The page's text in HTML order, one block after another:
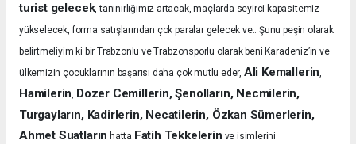
turist gelecek, tanınırlığımız artacak, maçlarda seyirci kapasitemiz
yükselecek, forma satışlarından çok paralar gelecek ve.. Şunu peşin olarak
belirtmeliyim ki bir Trabzonlu ve Trabzonsporlu olarak beni Karadeniz’in ve
ülkemizin çocuklarının başarısı daha çok mutlu eder, Ali Kemallerin,
Hamilerin, Dozer Cemillerin, Şenolların, Necmilerin,
Turgayların, Kadirlerin, Necatilerin, Özkan Sümerlerin,
Ahmet Suatların hatta Fatih Tekkelerin ve isimlerini